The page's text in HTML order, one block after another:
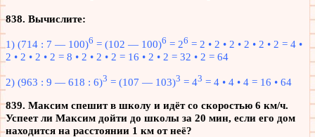
838. Вычислите:
1) (714 : 7 — 100)6 = (102 — 100)6 = 26 = 2 • 2 • 2 • 2 • 2 • 2 = 4 •
2 • 2 • 2 • 2 = 8 • 2 • 2 • 2 = 16 • 2 • 2 = 32 • 2 = 64
2) (963 : 9 — 618 : 6)3 = (107 — 103)3 = 43 = 4 • 4 • 4 = 16 • 64
839. Максим спешит в школу и идёт со скоростью 6 км/ч.
Успеет ли Максим дойти до школы за 20 мин, если его дом
находится на расстоянии 1 км от неё?